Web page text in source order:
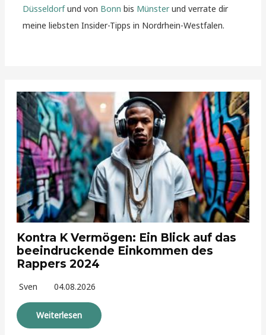
Düsseldorfund von Bonn bis Münsterund verrate dir
meine liebsten Insider-Tipps in Nordrhein-Westfalen.
Kontra K Vermögen: Ein Blick auf das
beeindruckende Einkommen des
Rappers 2024
Sven 04.08.2026
Weiterlesen